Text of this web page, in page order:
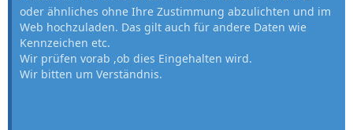
oder ähnliches ohne Ihre Zustimmung abzulichten und im
Web hochzuladen. Das gilt auch für andere Daten wie
Kennzeichen etc.
Wir prüfen vorab ,ob dies Eingehalten wird.
Wir bitten um Verständnis.